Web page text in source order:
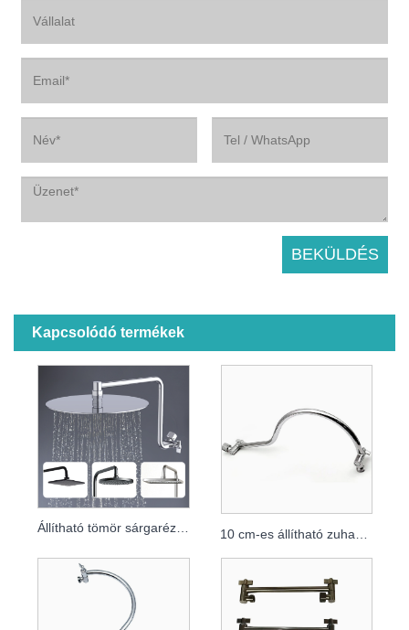
Kapcsolódó termékek
Állítható tömör sárgaréz zuhanykar hosszabbító